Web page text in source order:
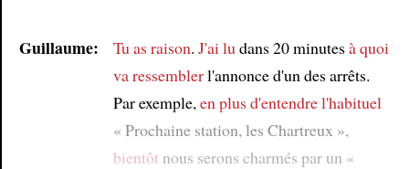
Guillaume: Tu as raison. J'ai lu dans 20 minutesà quoi
va ressemblerl'annonce d'un des arrêts.
Par exemple, en plus d'entendrel'habituel
« Prochaine station, les Chartreux »,
bientôt nous serons charmés par un «